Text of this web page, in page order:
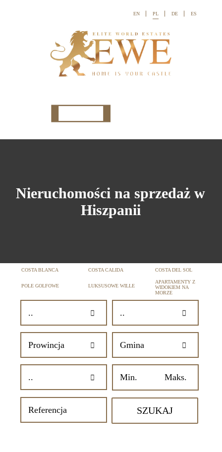

EN PL DE ES
Nieruchomości na sprzedaż w
Hiszpanii
COSTA CALIDA COSTA DEL SOL
LUKSUSOWE WILLE
APARTAMENTY Z
WIDOKIEM NA
MORZE
POLE GOLFOWE
COSTA BLANCA
SZUKAJ